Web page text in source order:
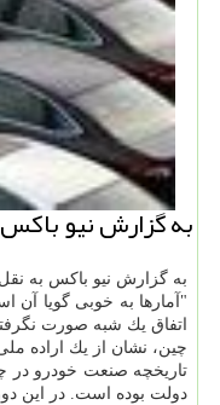
به گزارش نیو
به گزارش نیو باكس به
اتفاق یك شبه صورت
چین، نشان از یك اراده
دولت بوده است. در این